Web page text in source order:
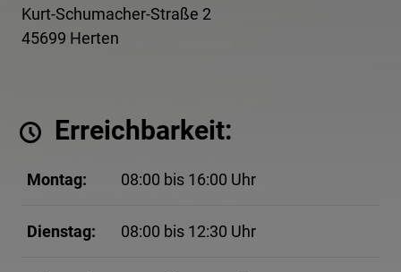
Kurt-Schumacher-Straße 2
45699 Herten
Erreichbarkeit:
Montag: 08:00 bis 16:00 Uhr
Dienstag: 08:00 bis 12:30 Uhr